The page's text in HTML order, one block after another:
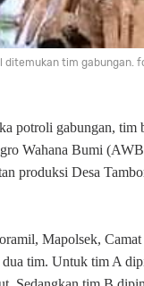
ditemukan tim gabungan.
potroli gabungan,
Wahana Bumi
produksi Desa
Mapolsek,
tim. Untuk tim A